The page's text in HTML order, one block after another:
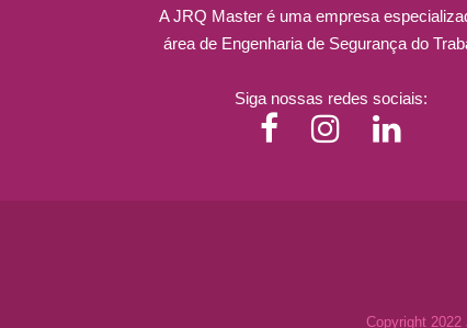
A JRQ Master é uma empresa
área de Engenharia de Segurança do
Siga nossas redes sociais:
Copyright